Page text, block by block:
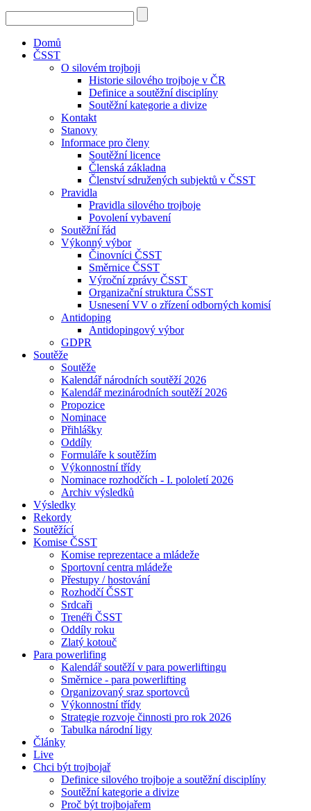
Domů
ČSST
O silovém trojboji
Historie silového trojboje v ČR
Definice a soutěžní disciplíny
Soutěžní kategorie a divize
Kontakt
Stanovy
Informace pro členy
Soutěžní licence
Členská základna
Členství sdružených subjektů v ČSST
Pravidla
Pravidla silového trojboje
Povolení vybavení
Soutěžní řád
Výkonný výbor
Činovníci ČSST
Směrnice ČSST
Výroční zprávy ČSST
Organizační struktura ČSST
Usnesení VV o zřízení odborných komisí
Antidoping
Antidopingový výbor
GDPR
Soutěže
Soutěže
Kalendář národních soutěží 2026
Kalendář mezinárodních soutěží 2026
Propozice
Nominace
Přihlášky
Oddíly
Formuláře k soutěžím
Výkonnostní třídy
Nominace rozhodčích - I. pololetí 2026
Archiv výsledků
Výsledky
Rekordy
Soutěžící
Komise ČSST
Komise reprezentace a mládeže
Sportovní centra mládeže
Přestupy / hostování
Rozhodčí ČSST
Srdcaři
Trenéři ČSST
Oddíly roku
Zlatý kotouč
Para powerlifing
Kalendář soutěží v para powerliftingu
Směrnice - para powerlifting
Organizovaný sraz sportovců
Výkonnostní třídy
Strategie rozvoje činnosti pro rok 2026
Tabulka národní ligy
Články
Live
Chci být trojbojař
Definice silového trojboje a soutěžní disciplíny
Soutěžní kategorie a divize
Proč být trojbojařem